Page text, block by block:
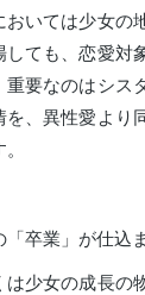
おいては少女の
しても、恋愛対
重要なのはシス
を、異性愛より
卒業」が仕込
は少女の成長の